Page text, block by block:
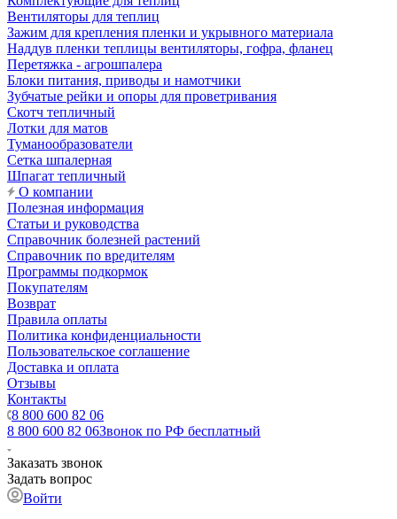
Вентиляторы для теплиц
Зажим для крепления пленки и укрывного материала
Наддув пленки теплицы вентиляторы, гофра, фланец
Перетяжка - агрошпалера
Блоки питания, приводы и намотчики
Зубчатые рейки и опоры для проветривания
Скотч тепличный
Лотки для матов
Туманообразователи
Сетка шпалерная
Шпагат тепличный
О компании
Полезная информация
Статьи и руководства
Справочник болезней растений
Справочник по вредителям
Программы подкормок
Покупателям
Возврат
Правила оплаты
Политика конфиденциальности
Пользовательское соглашение
Доставка и оплата
Отзывы
Контакты
8 800 600 82 06
8 800 600 82 06Звонок по РФ бесплатный
Заказать звонок
Задать вопрос
Войти